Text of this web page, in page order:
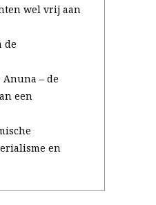
wel vrij aan
de
– de
een
en